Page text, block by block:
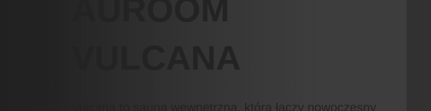
Vulcana to sauna wewnętrzna, która łączy nowoczesny